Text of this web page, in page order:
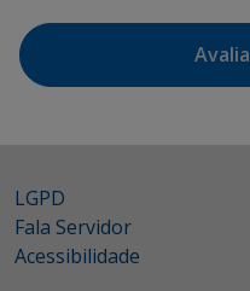
LGPD
Fala Servidor
Acessibilidade